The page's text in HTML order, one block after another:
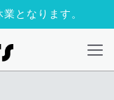
となります。